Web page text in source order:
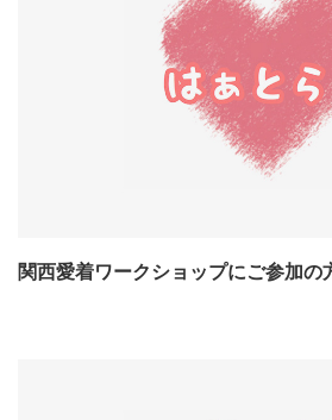
関西愛着ワークショップにご参加の